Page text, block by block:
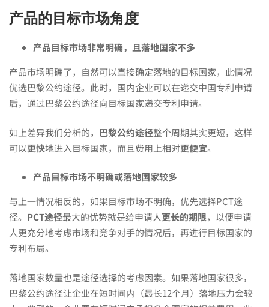
产品的目标市场角度
产品目标市场非常明确，且落地国家不多
产品市场明确了，自然可以直接确定落地的目标国家，此情况
优选巴黎公约途径。此时，国内企业可以在递交中国专利申请
后，通过巴黎公约途径向目标国家递交专利申请。
如上差异我们分析的， 巴黎公约途径整个周期其实更短，这样
可以更快地进入目标国家，而且费用上相对更便宜。
产品目标市场不明确或落地国家较多
与上一情况相反的，如果目标市场不明确，优先选择PCT途
径。 PCT途径最大的优势就是给申请人更长的期限，以便申请
人更充分地考虑市场和竞争对手的情况后，再进行目标国家的
专利布局。
落地国家数量也是途径选择的考虑因素。如果落地国家很多，
巴黎公约途径让企业在短时间内（最长12个月）落地压力会较